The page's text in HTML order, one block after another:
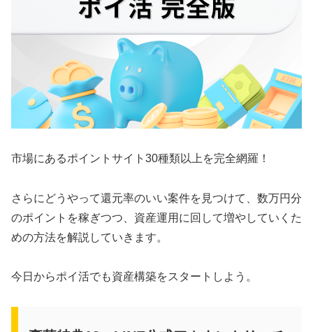
市場にあるポイントサイト30種類以上を完全網羅！
さらにどうやって還元率のいい案件を見つけて、数万円分
のポイントを稼ぎつつ、資産運用に回して増やしていくた
めの方法を解説していきます。
今日からポイ活でも資産構築をスタートしよう。